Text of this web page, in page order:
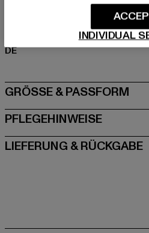
Hersteller: TB International
Dr.-Robert-Murjahn-Straße 7 |
DE
GRÖSSE & PASSFORM
PFLEGEHINWEISE
LIEFERUNG & RÜCKGABE
INDIVIDUAL